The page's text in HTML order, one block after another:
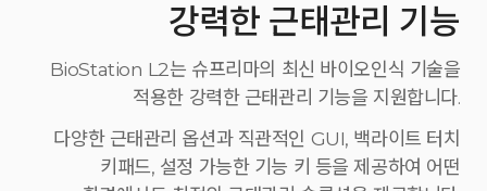
강력한 근태관리 기능
BioStation L2는 슈프리마의 최신 바이오인식 기술을
적용한 강력한 근태관리 기능을 지원합니다.
다양한 근태관리 옵션과 직관적인 GUI, 백라이트 터치
키패드, 설정 가능한 기능 키 등을 제공하여 어떤